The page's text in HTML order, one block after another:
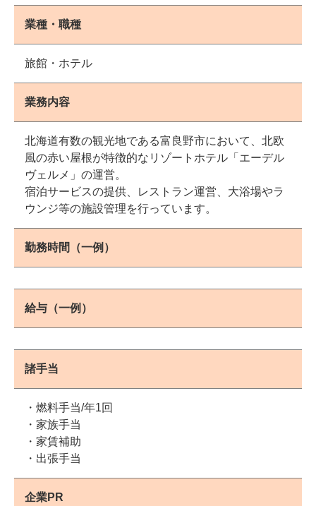
業種・職種
旅館・ホテル
業務内容
北海道有数の観光地である富良野市において、北欧
風の赤い屋根が特徴的なリゾートホテル「エーデル
ヴェルメ」の運営。
宿泊サービスの提供、レストラン運営、大浴場やラ
ウンジ等の施設管理を行っています。
勤務時間（一例）
給与（一例）
諸手当
・燃料手当/年1回
・家族手当
・家賃補助
・出張手当
企業PR